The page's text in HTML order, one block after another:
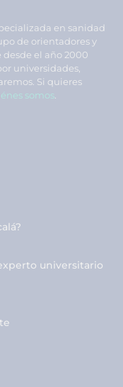
en sanidad
de orientadores y
el año 2000
universidades,
Si quieres
somos
universitario